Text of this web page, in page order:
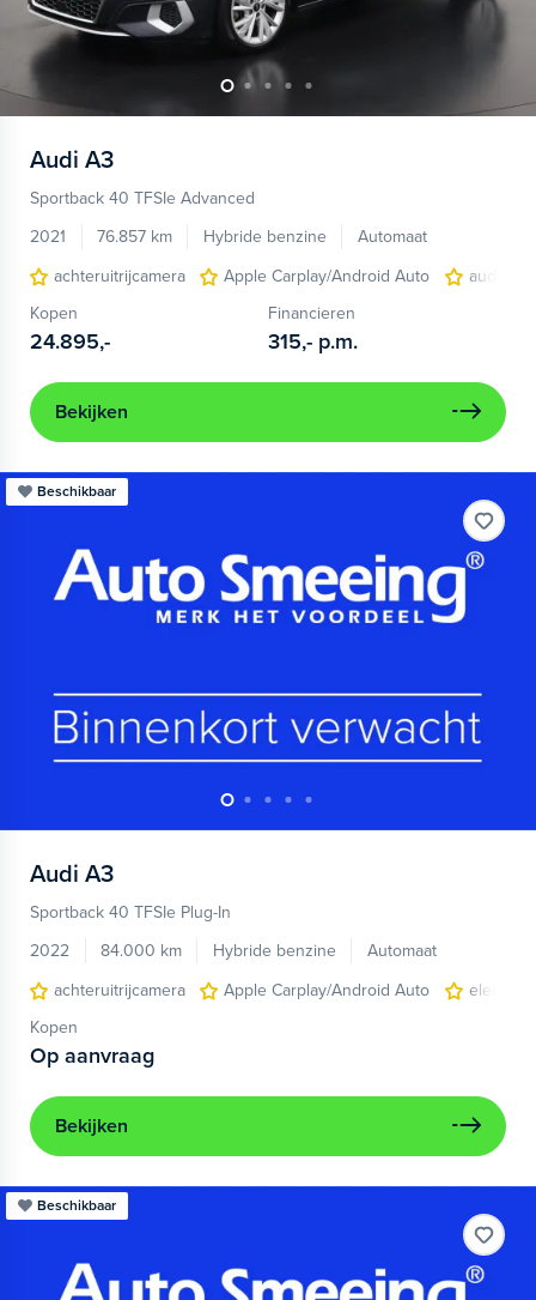
Audi A3
Sportback 40 TFSIe Advanced
2021
76.857 km Hybride benzine
Automaat
achteruitrijcamera
Apple Carplay/Android Auto
audio
Kopen
24.895,-
Financieren
315,- p.m.
Bekijken
Beschikbaar
Audi A3
Sportback 40 TFSIe Plug-In
2022
84.000 km Hybride benzine
Automaat
achteruitrijcamera
Apple Carplay/Android Auto
Kopen
Op aanvraag
Bekijken
Beschikbaar